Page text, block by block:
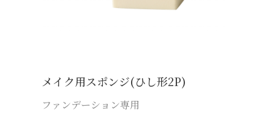
メイク用スポンジ(ひし形2P)
ファンデーション専用